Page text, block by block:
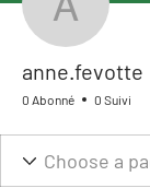
anne.fevotte
0 Abonné 0 Suivi